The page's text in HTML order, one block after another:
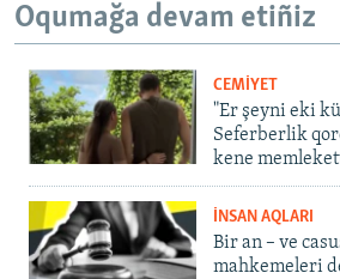
Oqumağa devam etiñiz
CEMİYET
"Er şeyni eki
Seferberlik
kene
İNSAN AQLARI
Bir an – ve
mahkemeleri